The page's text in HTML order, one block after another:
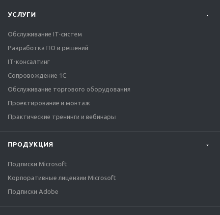
УСЛУГИ
Обслуживание IT-систем
Разработка ПО и решений
IT-консалтинг
Сопровождение 1С
Обслуживание торгового оборудования
Проектирование и монтаж
Практические тренинги и вебинары
ПРОДУКЦИЯ
Подписки Microsoft
Корпоративные лицензии Microsoft
Подписки Adobe